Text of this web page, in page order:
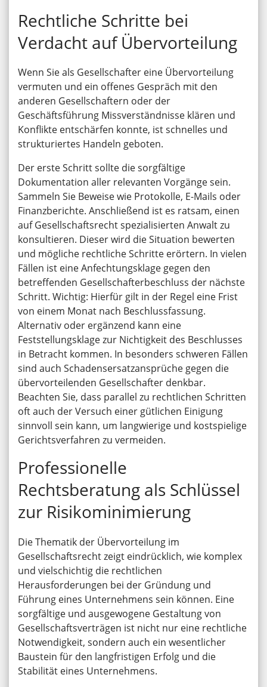
Rechtliche Schritte bei
Verdacht auf Übervorteilung
Wenn Sie als Gesellschafter eine Übervorteilung
vermuten und ein offenes Gespräch mit den
anderen Gesellschaftern oder der
Geschäftsführung Missverständnisse klären und
Konflikte entschärfen konnte, ist schnelles und
strukturiertes Handeln geboten.
Der erste Schritt sollte die sorgfältige
Dokumentation aller relevanten Vorgänge sein.
Sammeln Sie Beweise wie Protokolle, E-Mails oder
Finanzberichte. Anschließend ist es ratsam, einen
auf Gesellschaftsrecht spezialisierten Anwalt zu
konsultieren. Dieser wird die Situation bewerten
und mögliche rechtliche Schritte erörtern. In vielen
Fällen ist eine Anfechtungsklage gegen den
betreffenden Gesellschafterbeschluss der nächste
Schritt. Wichtig: Hierfür gilt in der Regel eine Frist
von einem Monat nach Beschlussfassung.
Alternativ oder ergänzend kann eine
Feststellungsklage zur Nichtigkeit des Beschlusses
in Betracht kommen. In besonders schweren Fällen
sind auch Schadensersatzansprüche gegen die
übervorteilenden Gesellschafter denkbar.
Beachten Sie, dass parallel zu rechtlichen Schritten
oft auch der Versuch einer gütlichen Einigung
sinnvoll sein kann, um langwierige und kostspielige
Gerichtsverfahren zu vermeiden.
Professionelle
Rechtsberatung als Schlüssel
zur Risikominimierung
Die Thematik der Übervorteilung im
Gesellschaftsrecht zeigt eindrücklich, wie komplex
und vielschichtig die rechtlichen
Herausforderungen bei der Gründung und
Führung eines Unternehmens sein können. Eine
sorgfältige und ausgewogene Gestaltung von
Gesellschaftsverträgen ist nicht nur eine rechtliche
Notwendigkeit, sondern auch ein wesentlicher
Baustein für den langfristigen Erfolg und die
Stabilität eines Unternehmens.